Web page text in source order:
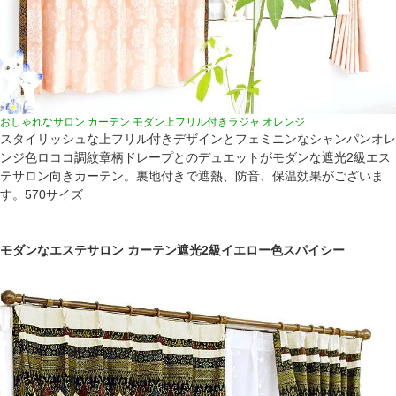
おしゃれなサロン カーテン モダン上フリル付きラジャ オレンジ
スタイリッシュな上フリル付きデザインとフェミニンなシャンパンオレ
ンジ色ロココ調紋章柄ドレープとのデュエットがモダンな遮光2級エス
テサロン向きカーテン。裏地付きで遮熱、防音、保温効果がございま
す。570サイズ
モダンなエステサロン カーテン遮光2級イエロー色スパイシー